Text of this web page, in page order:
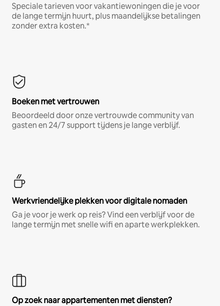
Speciale tarieven voor vakantiewoningen die je voor
de lange termijn huurt, plus maandelijkse betalingen
zonder extra kosten.*
Boeken met vertrouwen
Beoordeeld door onze vertrouwde community van
gasten en 24/7 support tijdens je lange verblijf.
Werkvriendelijke plekken voor digitale nomaden
Ga je voor je werk op reis? Vind een verblijf voor de
lange termijn met snelle wifi en aparte werkplekken.
Op zoek naar appartementen met diensten?